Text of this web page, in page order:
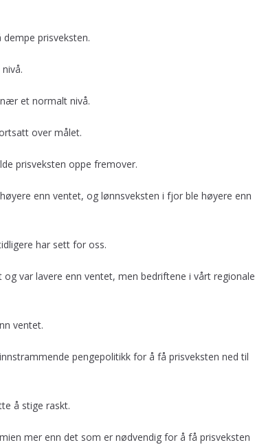
prisveksten.
et normalt nivå.
over målet.
prisveksten oppe fremover.
enn ventet, og lønnsveksten i fjor ble høyere enn
har sett for oss.
var lavere enn ventet, men bedriftene i vårt regionale
ventet.
pengepolitikk for å få prisveksten ned til
å stige raskt.
mer enn det som er nødvendig for å få prisveksten